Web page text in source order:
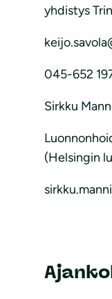
yhdistys
045-652
Sirkku
(Helsingin